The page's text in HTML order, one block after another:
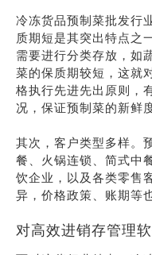
冷冻货品预制菜批发行
质期短是其突出特点之
需要进行分类存放，如
菜的保质期较短，这就
格执行先进先出原则，
况，保证预制菜的新鲜
其次，客户类型多样。
餐、火锅连锁、简式中
饮企业，以及各类零售
异，价格政策、账期等
对高效进销存管理